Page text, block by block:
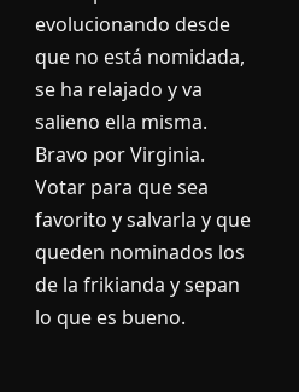
evolucionando desde
que no está nomidada,
se ha relajado y va
salieno ella misma.
Bravo por Virginia.
Votar para que sea
favorito y salvarla y que
queden nominados los
de la frikianda y sepan
lo que es bueno.